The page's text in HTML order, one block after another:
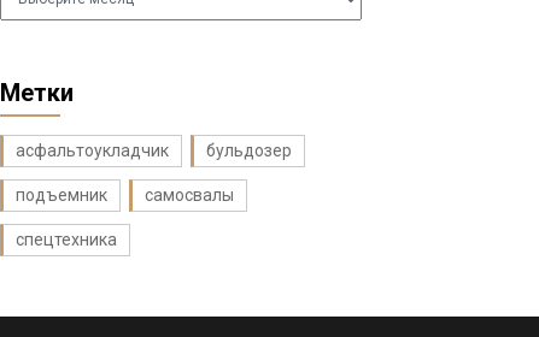
Метки
асфальтоукладчик бульдозер
подъемник самосвалы
спецтехника